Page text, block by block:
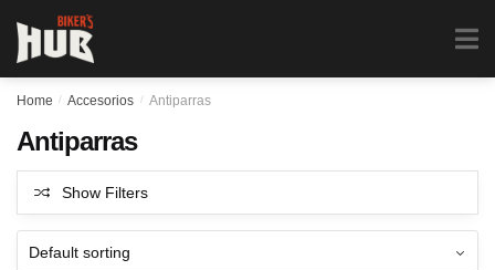
0
Home / Accesorios / Antiparras
Antiparras
Show Filters